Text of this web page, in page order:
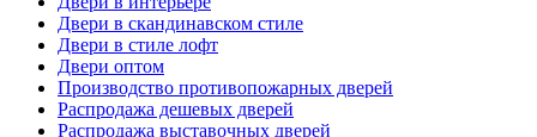
Двери в скандинавском стиле
Двери в стиле лофт
Двери оптом
Производство противопожарных дверей
Распродажа дешевых дверей
Распродажа выставочных дверей